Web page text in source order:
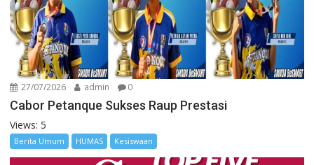
27/07/2026 admin 0
Cabor Petanque Sukses Raup Prestasi
Views: 5
Berita Umum HUMAS Kesiswaan